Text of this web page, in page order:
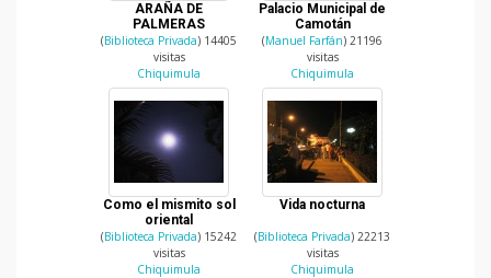
ARAÑA DE
PALMERAS
(Biblioteca Privada) 14405
visitas
Chiquimula
Palacio Municipal de
Camotán
(Manuel Farfán) 21196
visitas
Chiquimula
Como el mismito sol
oriental
(Biblioteca Privada) 15242
visitas
Chiquimula
Vida nocturna
(Biblioteca Privada) 22213
visitas
Chiquimula